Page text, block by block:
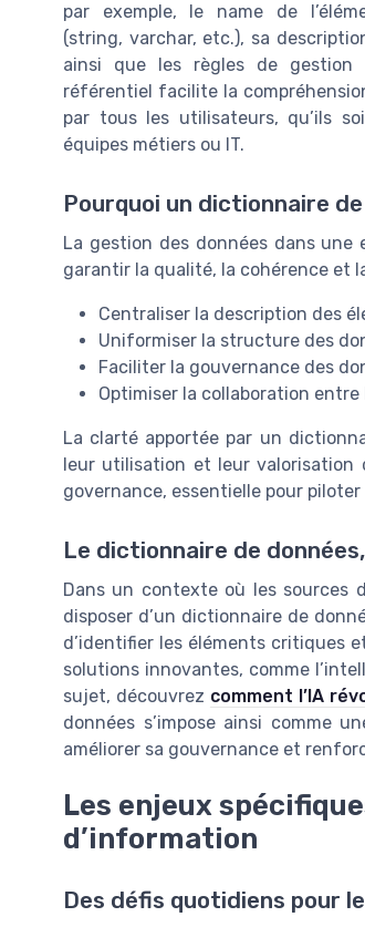
par exemple, le name de
(string, varchar, etc.), sa
ainsi que les règles de gestion
référentiel facilite la
par tous les utilisateurs, qu’ils
équipes métiers ou IT.
Pourquoi un dictionnaire
La gestion des données dans une
garantir la qualité, la cohérence et
Centraliser la description des
Uniformiser la structure des
Faciliter la gouvernance des
Optimiser la collaboration
La clarté apportée par un
leur utilisation et leur valorisation
governance, essentielle pour
Le dictionnaire de
Dans un contexte où les
disposer d’un dictionnaire de
d’identifier les éléments critiques
solutions innovantes, comme
sujet, découvrez comment l’IA
données s’impose ainsi comme
améliorer sa gouvernance et
Les enjeux
d’information
Des défis quotidiens pour